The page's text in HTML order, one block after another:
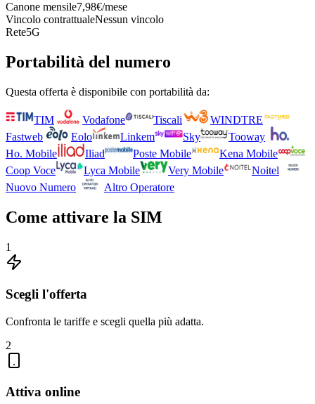
Canone mensile7,98€/mese
Vincolo contrattualeNessun vincolo
Rete5G
Portabilità del numero
Questa offerta è disponibile con portabilità da:
TIM Vodafone Tiscali
WINDTRE
Fastweb
Eolo Linkem Sky
Tooway
Ho. Mobile
Iliad Poste Mobile
Kena Mobile
Coop Voce
Lyca Mobile Very Mobile
Noitel
Nuovo Numero
Altro Operatore
Come attivare la SIM
1
Scegli l'offerta
Confronta le tariffe e scegli quella più adatta.
2
Attiva online